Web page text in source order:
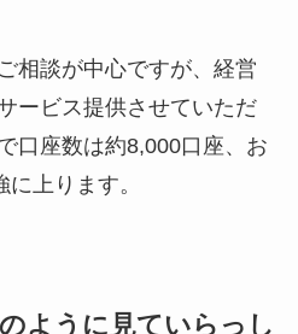
相談が中心ですが、経営
ービス提供させていただ
口座数は約8,000口座、お
上ります。
ように見ていらっし